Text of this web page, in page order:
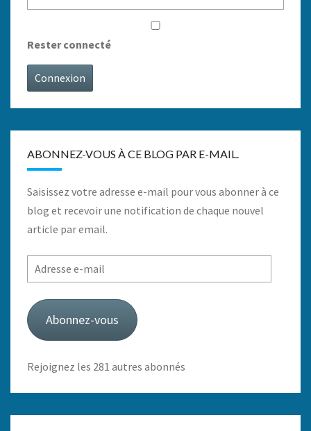
Rester connecté
Connexion
ABONNEZ-VOUS À CE BLOG PAR E-MAIL.
Saisissez votre adresse e-mail pour vous abonner à ce
blog et recevoir une notification de chaque nouvel
article par email.
Adresse
e-
mail
Abonnez-vous
Rejoignez les 281 autres abonnés